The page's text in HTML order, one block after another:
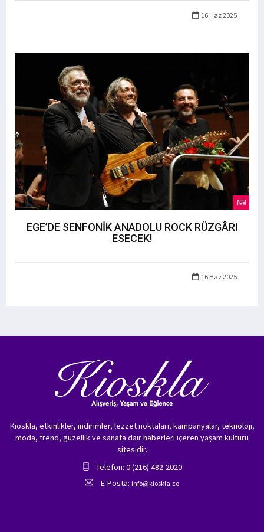
16 Haz 2025
EGE’DE SENFONİK ANADOLU ROCK RÜZGÂRI
ESECEK!
16 Haz 2025
Kioskla, etkinlikler, indirimler, lezzet noktaları, kampanyalar, teknoloji,
moda, trend, güzellik ve sanata dair haberleri içeren yaşam kültürü
sitesidir.
Telefon: 0 (216) 482-2020
E-Posta: info@kioskla.co